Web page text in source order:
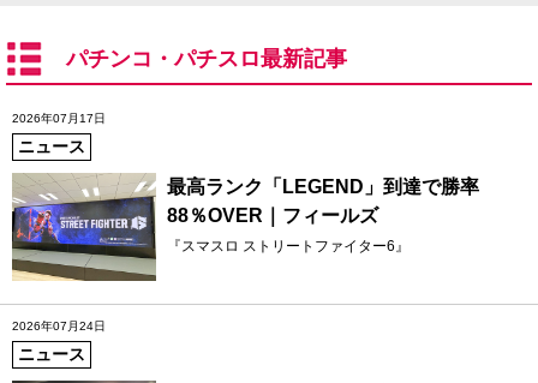
パチンコ・パチスロ最新記事
2026年07月17日
ニュース
最高ランク「LEGEND」到達で勝率
88％OVER｜フィールズ
『スマスロ ストリートファイター6』
2026年07月24日
ニュース